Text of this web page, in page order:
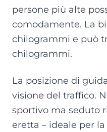
persone più alte
comodamente. La
chilogrammi e può
chilogrammi.
La posizione di
visione del traffico.
sportivo ma seduto
eretta – ideale per